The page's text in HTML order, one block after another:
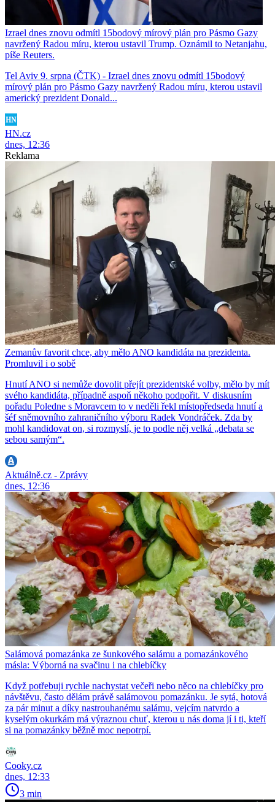
Izrael dnes znovu odmítl 15bodový mírový plán pro Pásmo Gazy
navržený Radou míru, kterou ustavil Trump. Oznámil to Netanjahu,
píše Reuters.
Tel Aviv 9. srpna (ČTK) - Izrael dnes znovu odmítl 15bodový
mírový plán pro Pásmo Gazy navržený Radou míru, kterou ustavil
americký prezident Donald...
HN.cz
dnes, 12:36
Reklama
Zemanův favorit chce, aby mělo ANO kandidáta na prezidenta.
Promluvil i o sobě
Hnutí ANO si nemůže dovolit přejít prezidentské volby, mělo by mít
svého kandidáta, případně aspoň někoho podpořit. V diskusním
pořadu Poledne s Moravcem to v neděli řekl místopředseda hnutí a
šéf sněmovního zahraničního výboru Radek Vondráček. Zda by
mohl kandidovat on, si rozmyslí, je to podle něj velká „debata se
sebou samým“.
Aktuálně.cz - Zprávy
dnes, 12:36
Salámová pomazánka ze šunkového salámu a pomazánkového
másla: Výborná na svačinu i na chlebíčky
Když potřebuji rychle nachystat večeři nebo něco na chlebíčky pro
návštěvu, často dělám právě salámovou pomazánku. Je sytá, hotová
za pár minut a díky nastrouhanému salámu, vejcím natvrdo a
kyselým okurkám má výraznou chuť, kterou u nás doma jí i ti, kteří
si na pomazánky běžně moc nepotrpí.
Cooky.cz
dnes, 12:33
3 min